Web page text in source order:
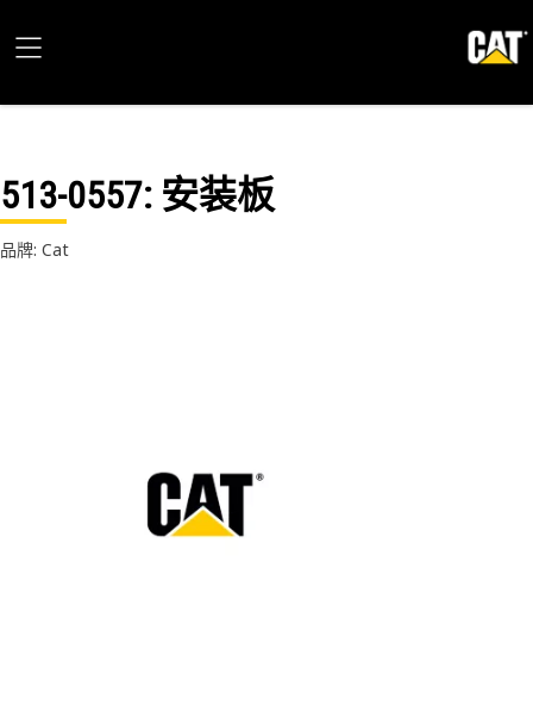
513-0557: 安装板
品牌: Cat